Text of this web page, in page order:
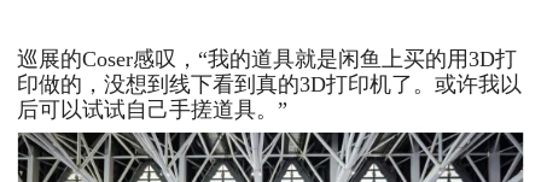
巡展的Coser感叹，“我的道具就是闲鱼上买的用3D打
印做的，没想到线下看到真的3D打印机了。或许我以
后可以试试自己手搓道具。”